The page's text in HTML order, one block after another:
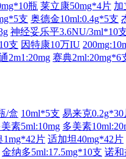
瓶 莱立康50mg*4片 加
支 奥德金10ml:0.4g*5支
神经妥乐平3.6NU/3ml*10
支 因特康10万IU
2m1:20mg 赛典2ml:20mg*6
/盒 10ml*5支 易来克0.2g*30
素5ml:10mg 多美素
1mg*42片 适加坦40mg*42片
金纳多5ml:17.5mg*10支 诺和